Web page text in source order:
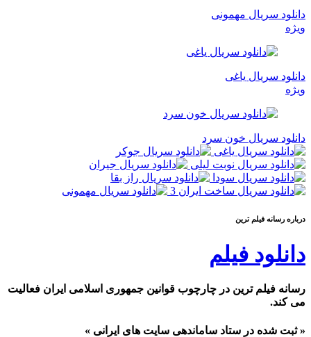
دانلود سریال مهمونی
ویژه
دانلود سریال یاغی
ویژه
دانلود سریال خون سرد
درباره رسانه فيلم ترين
دانلود فیلم
رسانه فیلم ترین در چارچوب قوانین جمهوری اسلامی ایران فعالیت
می کند.
« ثبت شده در ستاد ساماندهی سایت های ایرانی »